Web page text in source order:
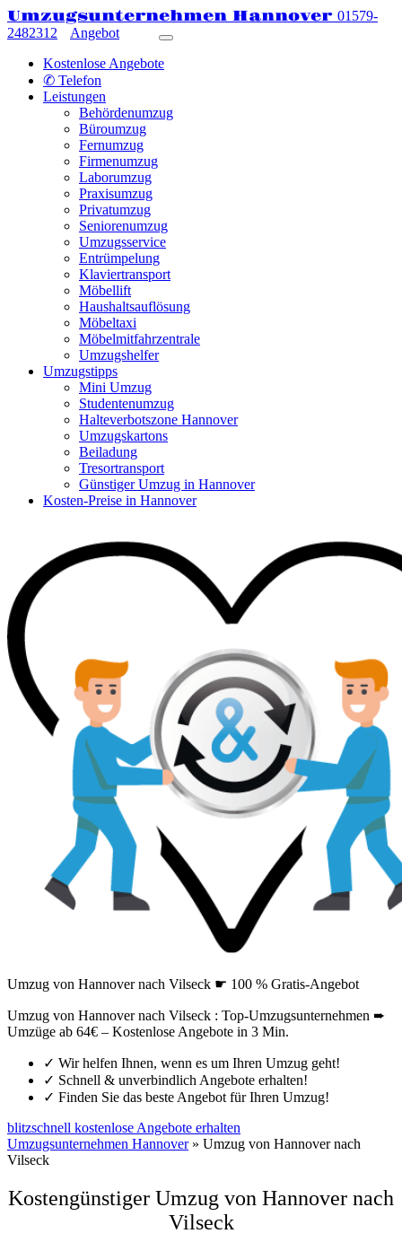
Umzugsunternehmen Hannover 01579-
2482312
Angebot
Kostenlose Angebote
✆ Telefon
Leistungen
Behördenumzug
Büroumzug
Fernumzug
Firmenumzug
Laborumzug
Praxisumzug
Privatumzug
Seniorenumzug
Umzugsservice
Entrümpelung
Klaviertransport
Möbellift
Haushaltsauflösung
Möbeltaxi
Möbelmitfahrzentrale
Umzugshelfer
Umzugstipps
Mini Umzug
Studentenumzug
Halteverbotszone Hannover
Umzugskartons
Beiladung
Tresortransport
Günstiger Umzug in Hannover
Kosten-Preise in Hannover
Umzug von Hannover nach Vilseck ☛ 100 % Gratis-Angebot
Umzug von Hannover nach Vilseck : Top-Umzugsunternehmen ➨
Umzüge ab 64€ – Kostenlose Angebote in 3 Min.
✓ Wir helfen Ihnen, wenn es um Ihren Umzug geht!
✓ Schnell & unverbindlich Angebote erhalten!
✓ Finden Sie das beste Angebot für Ihren Umzug!
blitzschnell kostenlose Angebote erhalten
Umzugsunternehmen Hannover» Umzug von Hannover nach
Vilseck
Kostengünstiger Umzug von Hannover nach
Vilseck